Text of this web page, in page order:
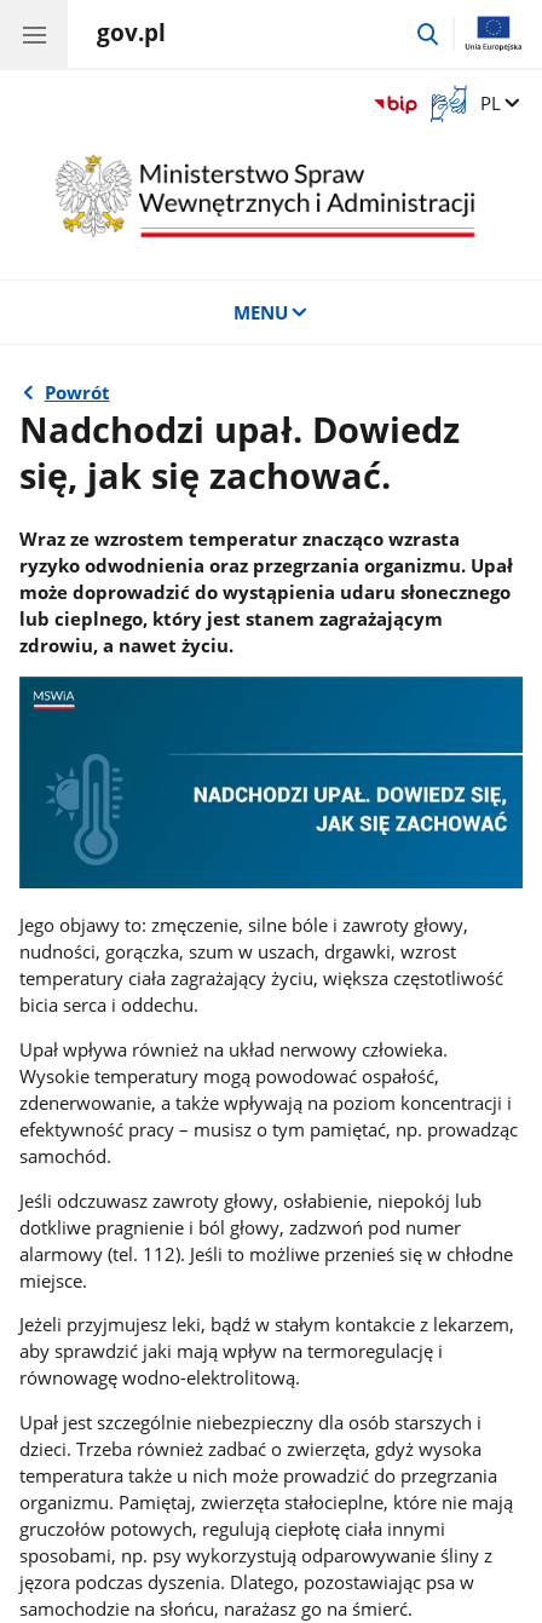
gov.pl
przejdź
Otwórz
okno
języka
migowego
Zmień
PL
MENU
Powrót
Nadchodzi upał. Dowiedz
się, jak się zachować.
Wraz ze wzrostem temperatur znacząco wzrasta
ryzyko odwodnienia oraz przegrzania organizmu. Upał
może doprowadzić do wystąpienia udaru słonecznego
lub cieplnego, który jest stanem zagrażającym
zdrowiu, a nawet życiu.
Jego objawy to: zmęczenie, silne bóle i zawroty głowy,
nudności, gorączka, szum w uszach, drgawki, wzrost
temperatury ciała zagrażający życiu, większa częstotliwość
bicia serca i oddechu.
Upał wpływa również na układ nerwowy człowieka.
Wysokie temperatury mogą powodować ospałość,
zdenerwowanie, a także wpływają na poziom koncentracji i
efektywność pracy – musisz o tym pamiętać, np. prowadząc
samochód.
Jeśli odczuwasz zawroty głowy, osłabienie, niepokój lub
dotkliwe pragnienie i ból głowy, zadzwoń pod numer
alarmowy (tel. 112). Jeśli to możliwe przenieś się w chłodne
miejsce.
Jeżeli przyjmujesz leki, bądź w stałym kontakcie z lekarzem,
aby sprawdzić jaki mają wpływ na termoregulację i
równowagę wodno-elektrolitową.
Upał jest szczególnie niebezpieczny dla osób starszych i
dzieci. Trzeba również zadbać o zwierzęta, gdyż wysoka
temperatura także u nich może prowadzić do przegrzania
organizmu. Pamiętaj, zwierzęta stałocieplne, które nie mają
gruczołów potowych, regulują ciepłotę ciała innymi
sposobami, np. psy wykorzystują odparowywanie śliny z
jęzora podczas dyszenia. Dlatego, pozostawiając psa w
samochodzie na słońcu, narażasz go na śmierć.